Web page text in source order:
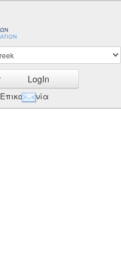
LogIn
Επικοινωνία